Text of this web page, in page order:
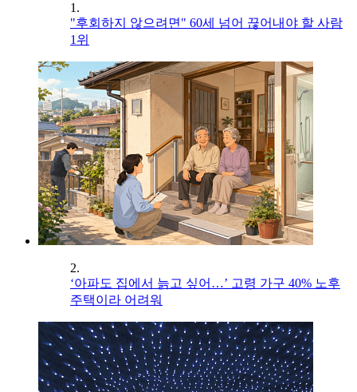
1.
"후회하지 않으려면" 60세 넘어 끊어내야 할 사람
1위
2.
‘아파도 집에서 늙고 싶어…’ 고령 가구 40% 노후
주택이라 어려워